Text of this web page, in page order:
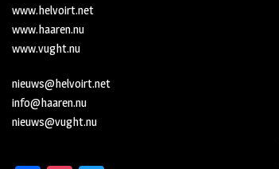
www.helvoirt.net
www.haaren.nu
www.vught.nu
nieuws@helvoirt.net
info@haaren.nu
nieuws@vught.nu